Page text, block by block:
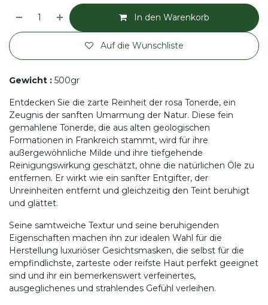
In den Warenkorb
Auf die Wunschliste
Gewicht : 500gr
Entdecken Sie die zarte Reinheit der rosa Tonerde, ein
Zeugnis der sanften Umarmung der Natur. Diese fein
gemahlene Tonerde, die aus alten geologischen
Formationen in Frankreich stammt, wird für ihre
außergewöhnliche Milde und ihre tiefgehende
Reinigungswirkung geschätzt, ohne die natürlichen Öle zu
entfernen. Er wirkt wie ein sanfter Entgifter, der
Unreinheiten entfernt und gleichzeitig den Teint beruhigt
und glättet.
Seine samtweiche Textur und seine beruhigenden
Eigenschaften machen ihn zur idealen Wahl für die
Herstellung luxuriöser Gesichtsmasken, die selbst für die
empfindlichste, zarteste oder reifste Haut perfekt geeignet
sind und ihr ein bemerkenswert verfeinertes,
ausgeglichenes und strahlendes Gefühl verleihen.